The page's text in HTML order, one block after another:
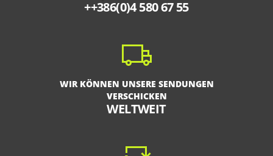
++386(0)4 580 67 55
WIR KÖNNEN UNSERE SENDUNGEN
VERSCHICKEN
WELTWEIT